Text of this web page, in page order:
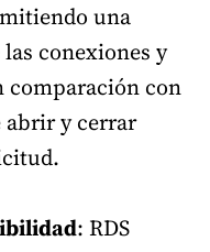
una
conexiones y
comparación con
abrir y cerrar
: RDS